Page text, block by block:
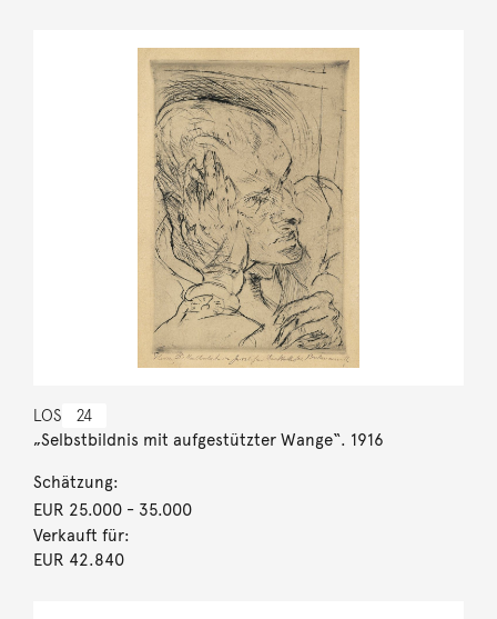
LOS 24
„Selbstbildnis mit aufgestützter Wange“. 1916
Schätzung:
EUR 25.000- 35.000
Verkauft für:
EUR 42.840